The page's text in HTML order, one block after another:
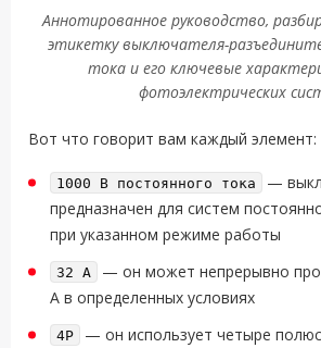
Аннотированное руководство,
этикетку выключателя-
тока и его ключевые
фотоэлектрических
Вот что говорит вам каждый элемент:
1000 В постоянного тока
—
предназначен для систем
при указанном режиме работы
32 A
— он может непрерывно
А в определенных условиях
4P
— он использует четыре